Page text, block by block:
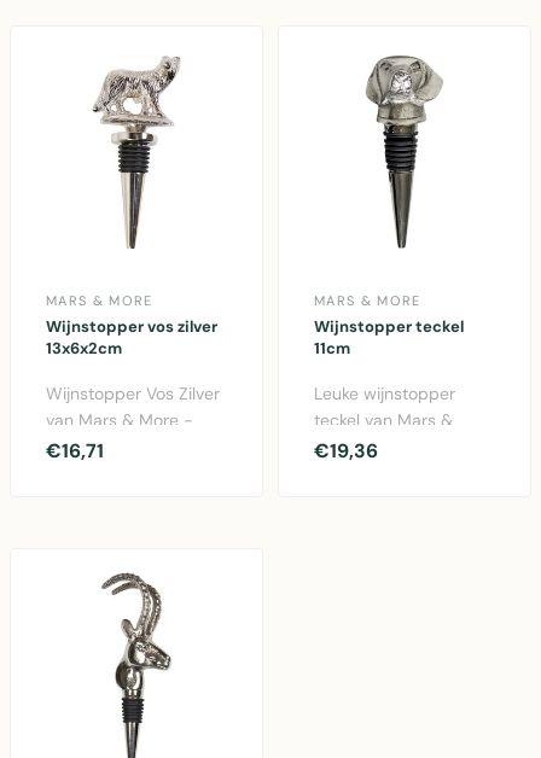
MARS & MORE
Wijnstopper vos zilver
13x6x2cm
Wijnstopper Vos Zilver
van Mars & More -
Decoratieve aluminium
€16,71
MARS & MORE
Wijnstopper teckel
11cm
Leuke wijnstopper
teckel van Mars &
More. Deze
€19,36